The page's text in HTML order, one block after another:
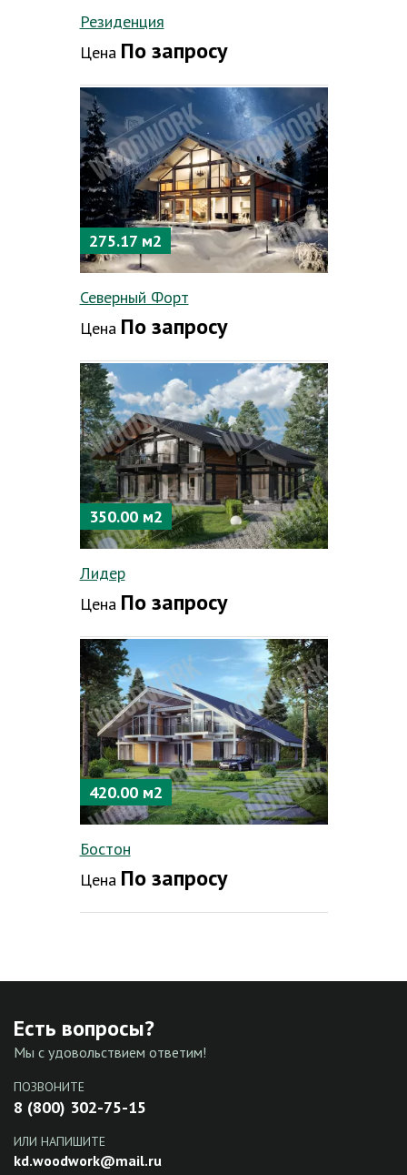
Резиденция
Цена По запросу
275.17 м2
Северный Форт
Цена По запросу
350.00 м2
Лидер
Цена По запросу
420.00 м2
Бостон
Цена По запросу
Есть вопросы?
Мы с удовольствием ответим!
ПОЗВОНИТЕ
8 (800) 302-75-15
ИЛИ НАПИШИТЕ
kd.woodwork@mail.ru